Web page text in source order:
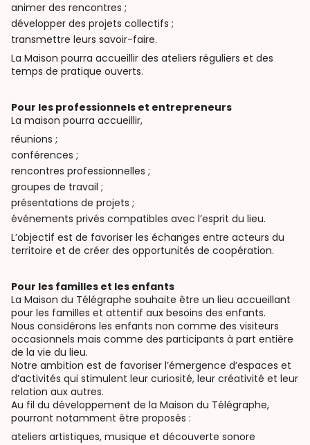
animer des rencontres ;
développer des projets collectifs ;
transmettre leurs savoir-faire.
La Maison pourra accueillir des ateliers réguliers et des
temps de pratique ouverts.
Pour les professionnels et entrepreneurs
La maison pourra accueillir,
réunions ;
conférences ;
rencontres professionnelles ;
groupes de travail ;
présentations de projets ;
événements privés compatibles avec l’esprit du lieu.
L’objectif est de favoriser les échanges entre acteurs du
territoire et de créer des opportunités de coopération.
Pour les familles et les enfants
La Maison du Télégraphe souhaite être un lieu accueillant
pour les familles et attentif aux besoins des enfants.
Nous considérons les enfants non comme des visiteurs
occasionnels mais comme des participants à part entière
de la vie du lieu.
Notre ambition est de favoriser l’émergence d’espaces et
d’activités qui stimulent leur curiosité, leur créativité et leur
relation aux autres.
Au fil du développement de la Maison du Télégraphe,
pourront notamment être proposés :
ateliers artistiques, musique et découverte sonore